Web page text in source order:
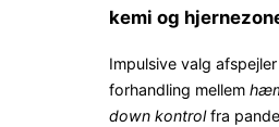
kemi og
Impulsive valg
forhandling mellem
down kontrolfra